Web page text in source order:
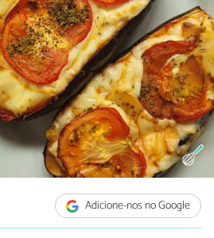
Adicione-nos no Google